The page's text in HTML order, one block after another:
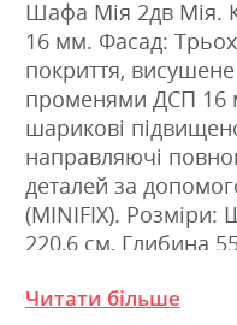
Шафа Мія 2дв Мія.
16 мм. Фасад:
покриття,
променями ДСП 16
шарикові
направляючі
деталей за
(MINIFIX). Розміри:
220,6 см, Глибина
Читати більше